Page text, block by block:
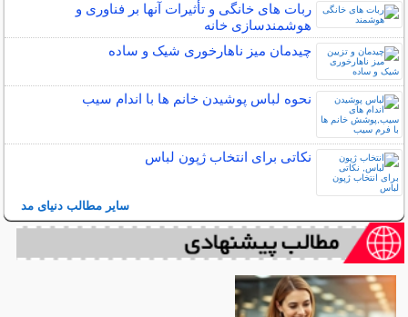
ربات ‌های خانگی و تأثیرات آنها بر فناوری و
هوشمندسازی خانه
چیدمان میز ناهارخوری شیک و ساده
نحوه لباس پوشیدن خانم ها با اندام سیب
نکاتی برای انتخاب ژپون لباس
سایر مطالب دنیای مد